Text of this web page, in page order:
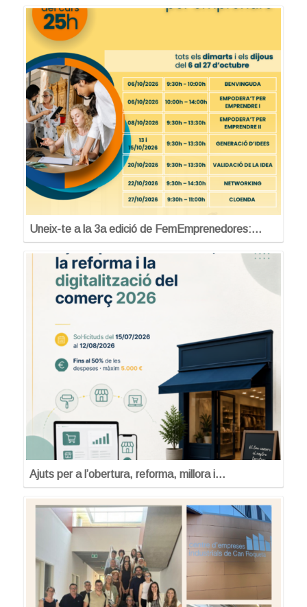
Uneix-te a la 3a edició de FemEmprenedores:…
Ajuts per a l’obertura, reforma, millora i…